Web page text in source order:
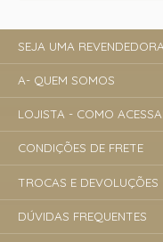
SEJA UMA REVENDEDORA
A- QUEM SOMOS
LOJISTA - COMO
CONDIÇÕES DE FRETE
TROCAS E DEVOLUÇÕES
DÚVIDAS FREQUENTES